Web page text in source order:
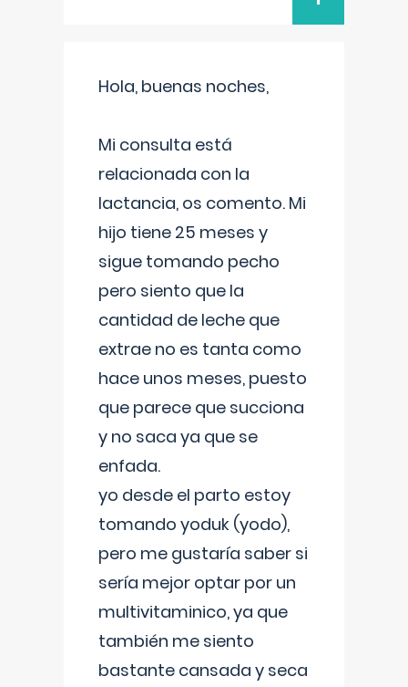
Hola, buenas noches,
Mi consulta está
relacionada con la
lactancia, os comento. Mi
hijo tiene 25 meses y
sigue tomando pecho
pero siento que la
cantidad de leche que
extrae no es tanta como
hace unos meses, puesto
que parece que succiona
y no saca ya que se
enfada.
yo desde el parto estoy
tomando yoduk (yodo),
pero me gustaría saber si
sería mejor optar por un
multivitaminico, ya que
también me siento
bastante cansada y seca